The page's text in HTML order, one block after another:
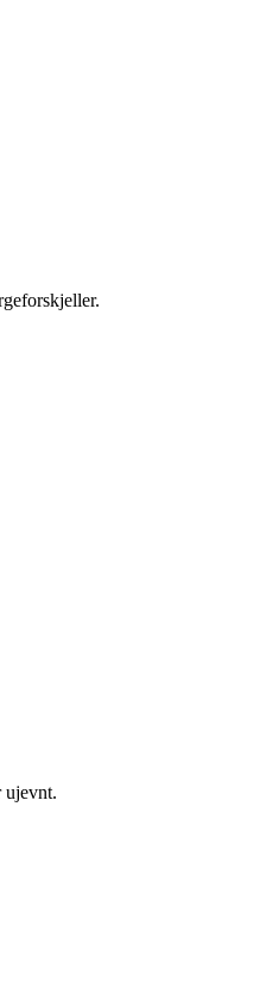
ujevnt.